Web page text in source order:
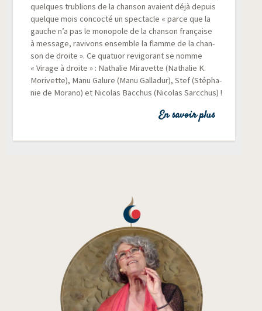
quelques tru­blions de la chan­son avaient déjà depuis
quelque mois concoc­té un spec­tacle « parce que la
gauche n’a pas le mono­pole de la chan­son fran­çaise
à mes­sage, ravi­vons ensemble la flamme de la chan­
son de droite ». Ce qua­tuor revi­go­rant se nomme
« Virage à droite » : Natha­lie Mira­vette (Natha­lie K.
Mori­vette), Manu Galure (Manu Gal­la­dur), Stef (Sté­pha­
nie de Mora­no) et Nico­las Bac­chus (Nico­las Sarcchus) !
En savoir plus